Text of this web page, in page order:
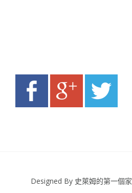
Designed By 史萊姆的第一個家